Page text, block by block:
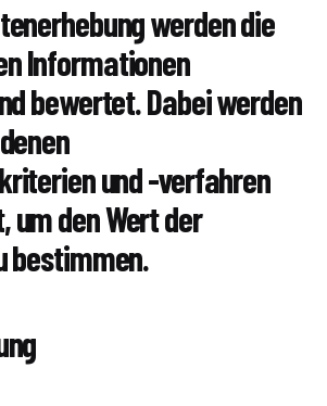
werden die
Informationen
bewertet. Dabei werden
und -verfahren
um den Wert der
bestimmen.